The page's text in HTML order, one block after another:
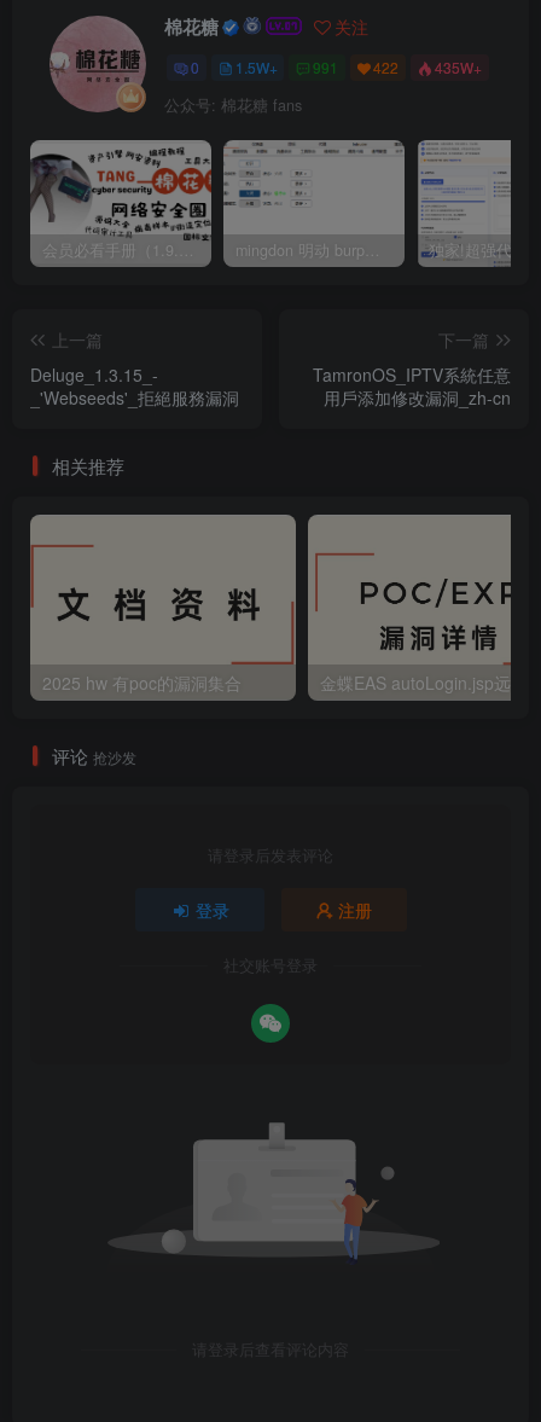
棉花糖 关注
0 1.5W+ 991 422 435W+
公众号: 棉花糖 fans
会员必看手册（1.9.0版本 26.4.5更新） mingdon 明动 burp插件0.2.6版本 本地时间校验去除版
上一篇
Deluge_1.3.15_-
_'Webseeds'_拒絕服務漏洞
下一篇
TamronOS_IPTV系統任意
用戶添加修改漏洞_zh-cn
相关推荐
2025 hw 有poc的漏洞集合
评论 抢沙发
请登录后发表评论
登录 注册
社交账号登录
请登录后查看评论内容